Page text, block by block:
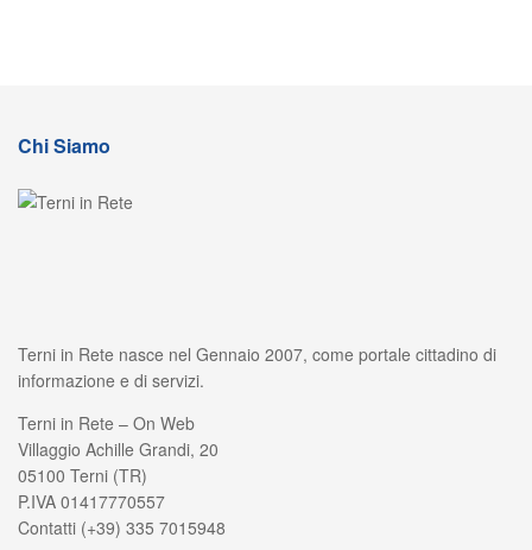
Chi Siamo
Terni in Rete nasce nel Gennaio 2007, come portale cittadino di
informazione e di servizi.
Terni in Rete – On Web
Villaggio Achille Grandi, 20
05100 Terni (TR)
P.IVA 01417770557
Contatti (+39) 335 7015948